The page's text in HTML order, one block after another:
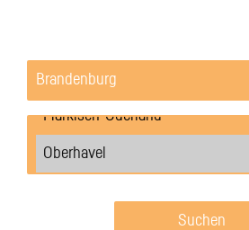
Suchen